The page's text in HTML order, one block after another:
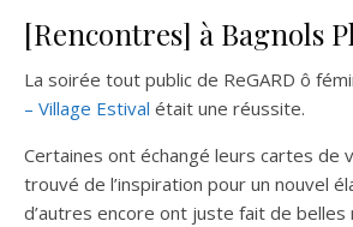
[Rencontres] à Bagnols
La soirée tout public de ReGARD ô
– Village Estival était une réussite.
Certaines ont échangé leurs cartes de
trouvé de l’inspiration pour un nouvel
d’autres encore ont juste fait de belles